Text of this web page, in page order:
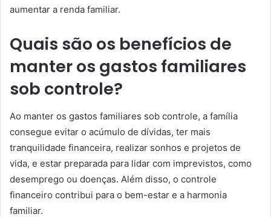
aumentar a renda familiar.
Quais são os benefícios de
manter os gastos familiares
sob controle?
Ao manter os gastos familiares sob controle, a família
consegue evitar o acúmulo de dívidas, ter mais
tranquilidade financeira, realizar sonhos e projetos de
vida, e estar preparada para lidar com imprevistos, como
desemprego ou doenças. Além disso, o controle
financeiro contribui para o bem-estar e a harmonia
familiar.